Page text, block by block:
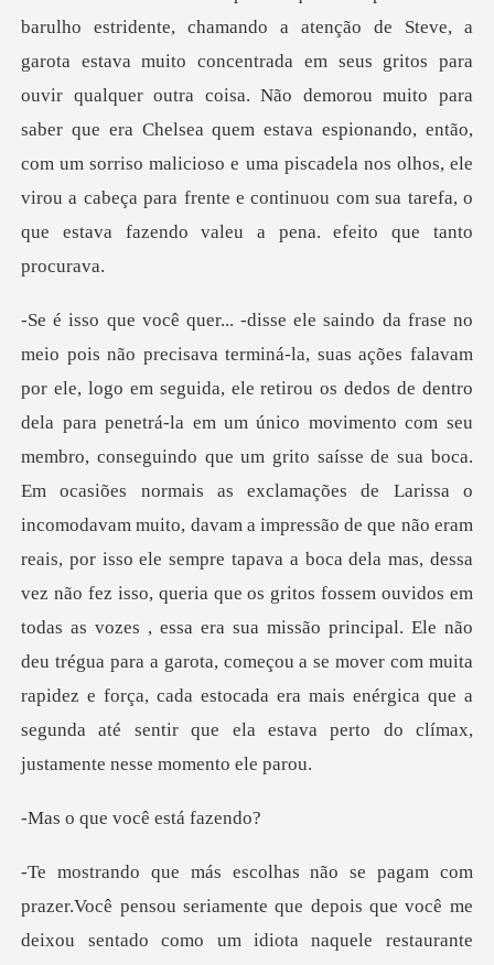
gritos para
ouvir qualquer outra coisa. Não demorou muito para
saber que era Chelsea quem estava espionando, então,
com um sorriso malicioso e
grito saísse de sua boca.
Em ocasiões normais as exclamações de Larissa o
incomodavam muito, davam a impressão de que não eram
reais, por isso ele sempre tapava a boca dela mas, dessa
vez não fez isso, queria que os gritos fossem ouvidos em
todas
e você es